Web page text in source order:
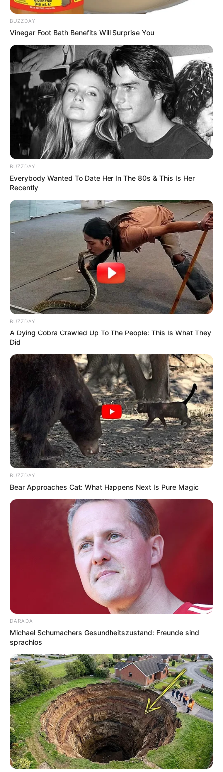
kümmern und auch bei der Feier nicht anwesend
sein, nur die kleinen Abenteurer_innen müssen sie
uns vorbeibringen, den Rest machen wir. Diese
Programme haben wir im Angebot: *Ritterakademie*
*Detektivausbildung (ab 4.Klasse)* *Abenteuer
Indianer* *Piratenschatzsuche* *Hexen und Magier*
*Im Feenwald (wir spielen Märchen)* Vorbeischauen
lohnt sich. Informationen unterhttp://www.abenteuer
4ma.de/gruppenangebote/kindergeburtstage.php.
Eingetragen von Abenteuer4ma.
Geocaching - Kindergeburtstag Geocaching GPS-
Schatzsuche – Erlebe so eine unvergessliche
Kindergeburtstagsfeier mit einer spannenden
Geocaching-Schatzsuche für dich und deine Gäste.
Bei jedem Wetter ein Erlebnis! Natürlich bekommst
du und jeder deiner Geburtstagsgäste für die Dauer
des Events ein eigenes GPS-Navigationsgerät für
die Schatzsuche. Nach einer Einweisung durch
euren Tour-Guide, der euch auf der ganzen Tour
begleitet und stets in eurer unmittelbaren Nähe ist,
geht es mit den Wandernavigationsgeräten
ausgestattet, GPS-geführt, auf die Suche nach den
Schätzen (Caches). Unterwegs dürft ihr auch noch
spannende Aufgaben lösen. Informationen unterhtt
p://www.geofun-info.de/index.html. Eingetragen von
GeoFun.
Truggy Race - Kindergeburtstag mit ferngesteuerten
Geburtstagsgästen als ,,Forme 1 Feeling“ beim
Truggy Race erleben. Hier kommt es neben der
Geschwindigkeit auch auf die Geschicklichkeit an.
Outdoor an jeder gewünschten Location, das kann
ein Bolzplatz, ein Schulhof, ein Parkplatz etc. sein,
aber auch Indoor in jedem Nebenraum mit einer
bestimmten Größe, ist dieses einzigartige Event-
Modul schnell aufgebaut und ein toller
Unterhaltungsspaß für deinen Kindergeburtstag.
Informationen unterhttp://www.geofun-info.de/index.
html
Aufgaben, bei dem jedes Talent gebraucht wird und
die Herausforderungen als Team gemeistert werden.
Die packende Begeisterung spüren, beim Parcours-
und Zielfliegen mit den leicht zu steuernden
Kleindrohnen. Dazu kommen weitere Aufgaben, die
dir und deinen Geburtstagsgästen
Beobachtungsgabe, Merkfähigkeit und Kreativität
abverlangt. Lasst euch überraschen und genießt
aktiven Spaß und Spannung. Informationen unterhtt
p://www.geofun-info.de/index.html. Eingetragen von
GeoFun.
Erlebe deinen Kindergeburtstag bei dir Zuhause
oder in einer anderen Räumlichkeit, somit ist die
Durchführung von deinem besonderen Tag
wetterunabhängig. Spaßig kluge Fragen – darauf
kann es nur spaßig kluge Antworten geben. So
wechseln sich grenzenloses Staunen, schallendes
Lachen und ausgelassener Spaß nahezu im
Minutentakt ab. Informationen unterhttp://www.geofu
n-info.de/index.html. Eingetragen von GeoFun.
BUZZDAY
Vinegar Foot Bath Benefits Will Surprise You
BUZZDAY
Everybody Wanted To Date Her In The 80s & This Is Her
Recently
BUZZDAY
A Dying Cobra Crawled Up To The People: This Is What They
Did
BUZZDAY
Bear Approaches Cat: What Happens Next Is Pure Magic
DARADA
Michael Schumachers Gesundheitszustand: Freunde sind
sprachlos